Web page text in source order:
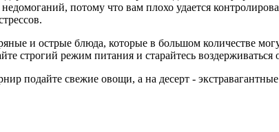
потому что вам плохо удается
и острые блюда, которые в большом количестве
строгий режим питания и старайтесь воздерживаться
подайте свежие овощи, а на десерт -